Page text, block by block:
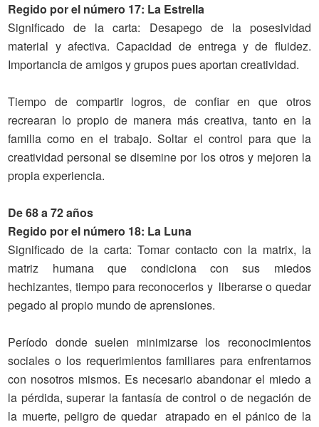
Regido por el número 17: La Estrella
Significado de la carta: Desapego de la posesividad
material y afectiva. Capacidad de entrega y de fluidez.
Importancia de amigos y grupos pues aportan creatividad.
Tiempo de compartir logros, de confiar en que otros
recrearan lo propio de manera más creativa, tanto en la
familia como en el trabajo. Soltar el control para que la
creatividad personal se disemine por los otros y mejoren la
propia experiencia.
De 68 a 72 años
Regido por el número 18: La Luna
Significado de la carta: Tomar contacto con la matrix, la
matriz humana que condiciona con sus miedos
hechizantes, tiempo para reconocerlos y liberarse o quedar
pegado al propio mundo de aprensiones.
Período donde suelen minimizarse los reconocimientos
sociales o los requerimientos familiares para enfrentarnos
con nosotros mismos. Es necesario abandonar el miedo a
la pérdida, superar la fantasía de control o de negación de
la muerte, peligro de quedar atrapado en el pánico de la